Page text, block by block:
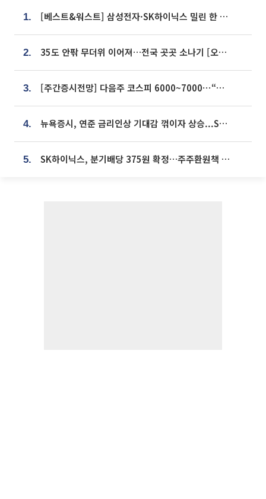
1. [베스트&워스트] 삼성전자·SK하이닉스 밀린 한 주…상상인증권은 85% 급등
2. 35도 안팎 무더위 이어져…전국 곳곳 소나기 [오늘 날씨]
3. [주간증시전망] 다음주 코스피 6000~7000⋯“外人 수급은 정책이 변수”
4. 뉴욕증시, 연준 금리인상 기대감 꺾이자 상승...S&P500 사상 최고치 [종합]
5. SK하이닉스, 분기배당 375원 확정…주주환원책 9월로 앞당겨 발표